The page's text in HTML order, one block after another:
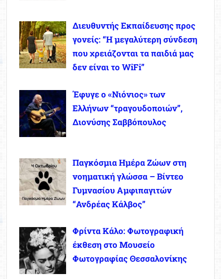
Διευθυντής Εκπαίδευσης προς
γονείς: “Η μεγαλύτερη σύνδεση
που χρειάζονται τα παιδιά μας
δεν είναι το WiFi”
Έφυγε ο «Νιόνιος» των
Ελλήνων “τραγουδοποιών”,
Διονύσης Σαββόπουλος
Παγκόσμια Ημέρα Ζώων στη
νοηματική γλώσσα – Βίντεο
Γυμνασίου Αμφιπαγιτών
“Ανδρέας Κάλβος”
Φρίντα Κάλο: Φωτογραφική
έκθεση στο Μουσείο
Φωτογραφίας Θεσσαλονίκης